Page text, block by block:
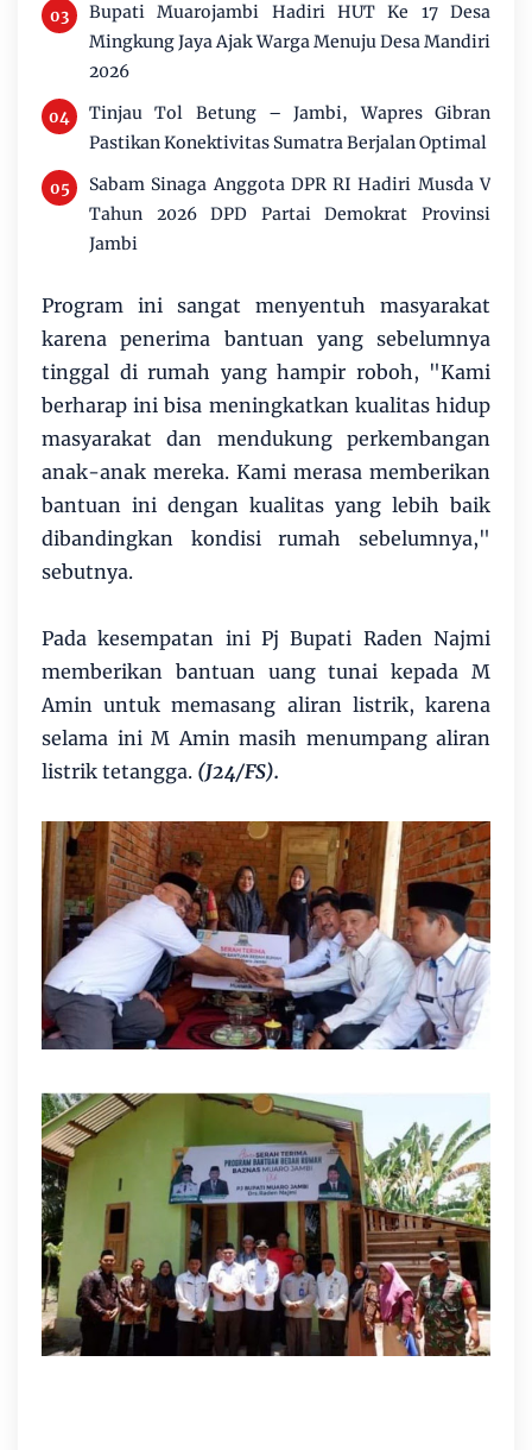
Bupati Muarojambi Hadiri HUT Ke 17 Desa
Mingkung Jaya Ajak Warga Menuju Desa Mandiri
2026
Tinjau Tol Betung – Jambi, Wapres Gibran
Pastikan Konektivitas Sumatra Berjalan Optimal
Sabam Sinaga Anggota DPR RI Hadiri Musda V
Tahun 2026 DPD Partai Demokrat Provinsi
Jambi
Program ini sangat menyentuh masyarakat
karena penerima bantuan yang sebelumnya
tinggal di rumah yang hampir roboh, "Kami
berharap ini bisa meningkatkan kualitas hidup
masyarakat dan mendukung perkembangan
anak-anak mereka. Kami merasa memberikan
bantuan ini dengan kualitas yang lebih baik
dibandingkan kondisi rumah sebelumnya,"
sebutnya.
Pada kesempatan ini Pj Bupati Raden Najmi
memberikan bantuan uang tunai kepada M
Amin untuk memasang aliran listrik, karena
selama ini M Amin masih menumpang aliran
listrik tetangga. (J24/FS).